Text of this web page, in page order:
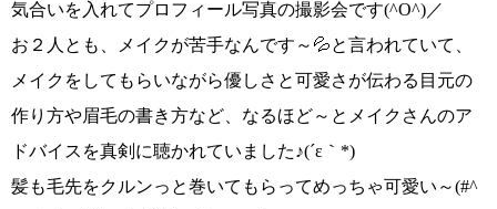
気合いを入れてプロフィール写真の撮影会です(^O^)／
お２人とも、
メイクが苦手なんです～💦と言われていて、
メイクをしてもらいながら優しさと可愛さが伝わる目元の
作り方や眉毛の書き方など、なるほど～とメイクさんのア
ドバイスを真剣に聴かれていました♪(´ε｀*)
髪も毛先をクルンっと巻いてもらってめっちゃ可愛い～(#^